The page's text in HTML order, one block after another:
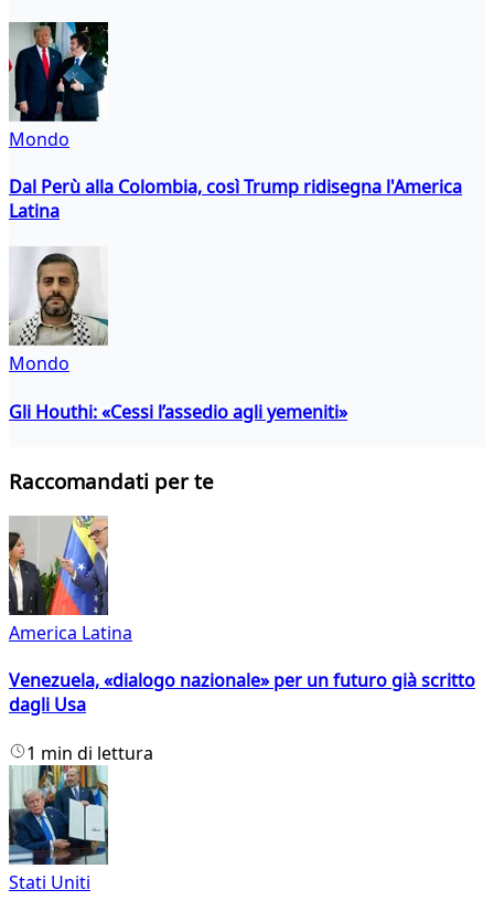
Mondo
Dal Perù alla Colombia, così Trump ridisegna l'America
Latina
Mondo
Gli Houthi: «Cessi l’assedio agli yemeniti»
Raccomandati per te
America Latina
Venezuela, «dialogo nazionale» per un futuro già scritto
dagli Usa
1 min di lettura
Stati Uniti